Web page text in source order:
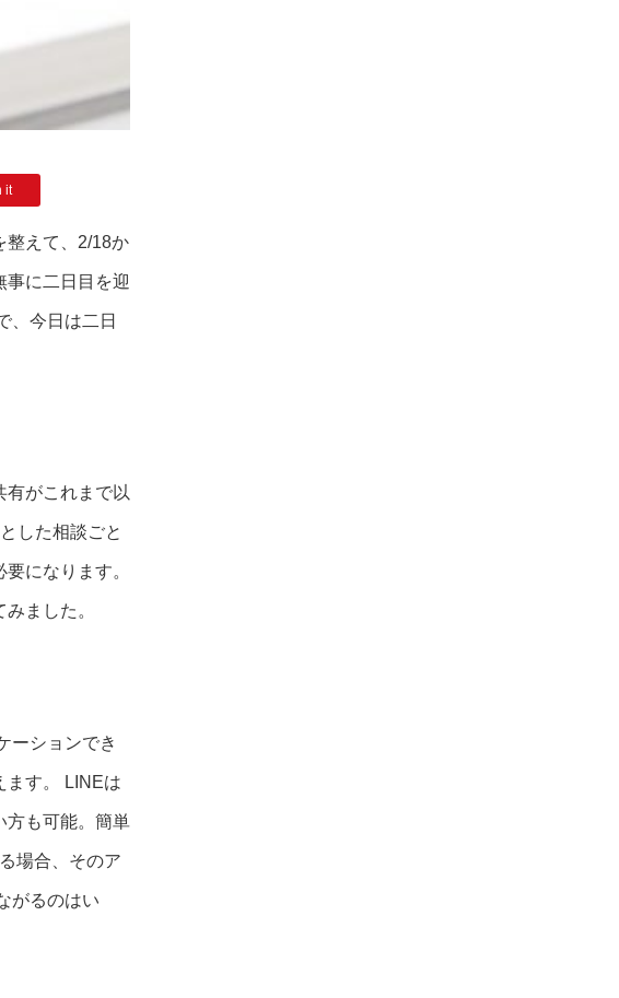
it
整えて、2/18か
に二日目を迎
、今日は二日
有がこれまで以
した相談ごと
になります。
ました。
ーションでき
ます。 LINEは
方も可能。簡単
場合、そのア
がるのはい